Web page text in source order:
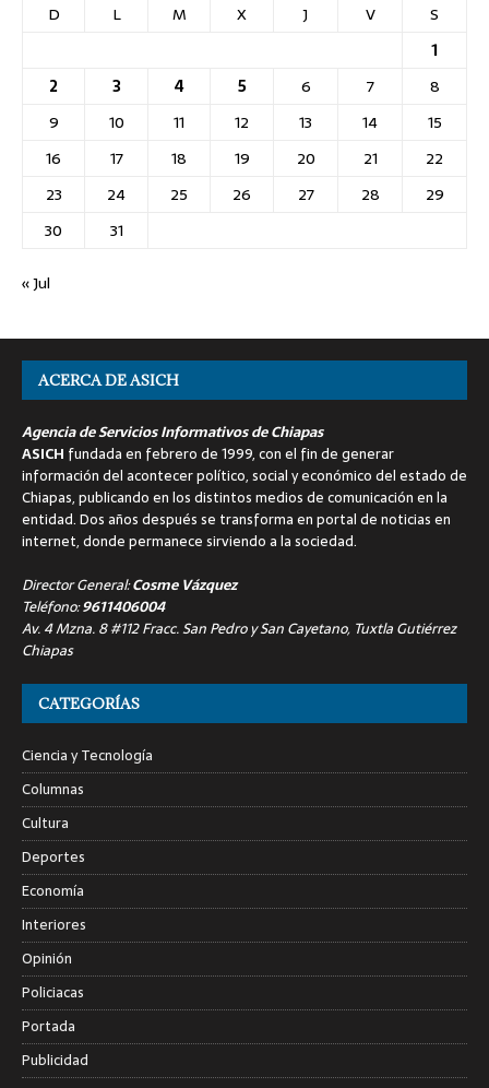
D
L M X J V
S
1
2
3 4 5 6 7
8
9
10 11 12 13 14
15
16
17 18 19 20 21
22
23
24 25 26 27 28
29
30
31
« Jul
ACERCA DE ASICH
Agencia de Servicios Informativos de Chiapas
ASICH fundada en febrero de 1999, con el fin de generar
información del acontecer político, social y económico del estado de
Chiapas, publicando en los distintos medios de comunicación en la
entidad. Dos años después se transforma en portal de noticias en
internet, donde permanece sirviendo a la sociedad.
Director General:Cosme Vázquez
Teléfono:9611406004
Av. 4 Mzna. 8 #112 Fracc. San Pedro y San Cayetano, Tuxtla Gutiérrez
Chiapas
CATEGORÍAS
Ciencia y Tecnología
Columnas
Cultura
Deportes
Economía
Interiores
Opinión
Policiacas
Portada
Publicidad